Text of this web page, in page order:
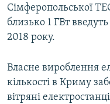
Сімферопольської
близько 1 ГВт
2018 року.
Власне вироблення
кількості в Криму
вітряні